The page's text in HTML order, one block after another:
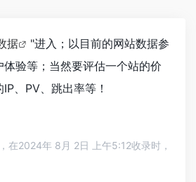
据
"进入；以目前的网站数据参
验等；当然要评估一个站的价
、PV、跳出率等！
在2024年 8月 2日 上午5:12收录时，